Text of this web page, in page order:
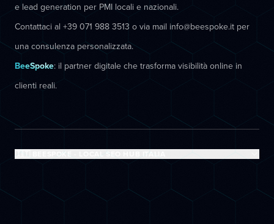
e lead generation per PMI locali e nazionali.
Contattaci al +39 071 988 3513 o via mail info@beespoke.it per
una consulenza personalizzata.
BeeSpoke: il partner digitale che trasforma visibilità online in
clienti reali.
🇮🇹 BEESPOKE - LOCAL SEO HUB ITALIA